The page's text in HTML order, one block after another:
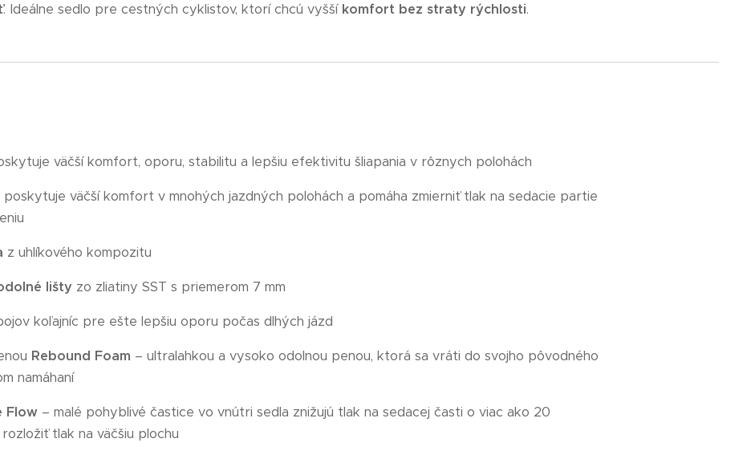
. Ideálne sedlo pre cestných cyklistov, ktorí chcú vyšší komfort bez straty rýchlosti.
väčší komfort, oporu, stabilitu a lepšiu efektivitu šliapania v rôznych polohách
poskytuje väčší komfort v mnohých jazdných polohách a pomáha zmierniť tlak na sedacie partie
z uhlíkového kompozitu
lišty zo zliatiny SST s priemerom 7 mm
koľajníc pre ešte lepšiu oporu počas dlhých jázd
Rebound Foam – ultralahkou a vysoko odolnou penou, ktorá sa vráti do svojho pôvodného
namáhaní
Flow– malé pohyblivé častice vo vnútri sedla znižujú tlak na sedacej časti o viac ako 20
tlak na väčšiu plochu